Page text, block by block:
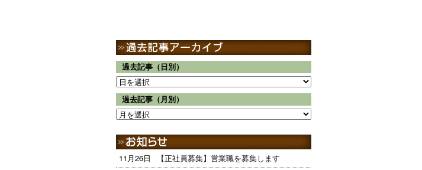
過去記事（日別）
過去記事（月別）
11月26日 【正社員募集】営業職を募集します